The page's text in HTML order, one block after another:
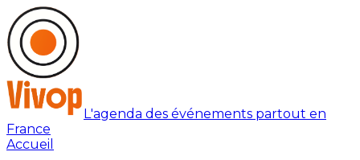
L'agenda des événements partout en
France
Accueil